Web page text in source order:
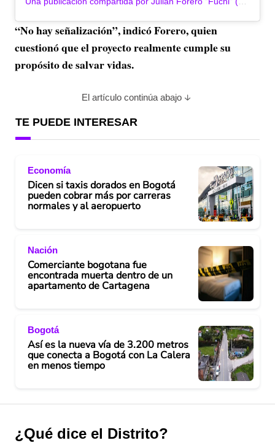
“No hay señalización”, indicó Forero, quien
cuestionó que el proyecto realmente cumple su
propósito de salvar vidas.
El artículo continúa abajo
TE PUEDE INTERESAR
Economía
Dicen si taxis dorados en Bogotá
pueden cobrar más por carreras
normales y al aeropuerto
Nación
Comerciante bogotana fue
encontrada muerta dentro de un
apartamento de Cartagena
Bogotá
Así es la nueva vía de 3.200 metros
que conecta a Bogotá con La Calera
en menos tiempo
¿Qué dice el Distrito?